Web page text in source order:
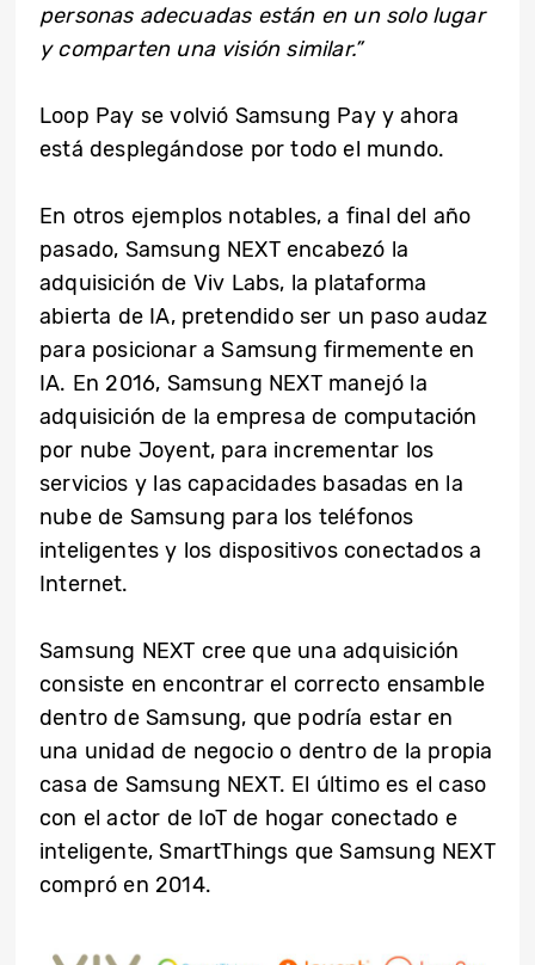
personas adecuadas están en un solo lugar
y comparten una visión similar.”
Loop Pay se volvió Samsung Pay y ahora
está desplegándose por todo el mundo.
En otros ejemplos notables, a final del año
pasado, Samsung NEXT encabezó la
adquisición de Viv Labs, la plataforma
abierta de IA, pretendido ser un paso audaz
para posicionar a Samsung firmemente en
IA. En 2016, Samsung NEXT manejó la
adquisición de la empresa de computación
por nube Joyent, para incrementar los
servicios y las capacidades basadas en la
nube de Samsung para los teléfonos
inteligentes y los dispositivos conectados a
Internet.
Samsung NEXT cree que una adquisición
consiste en encontrar el correcto ensamble
dentro de Samsung, que podría estar en
una unidad de negocio o dentro de la propia
casa de Samsung NEXT. El último es el caso
con el actor de IoT de hogar conectado e
inteligente, SmartThings que Samsung NEXT
compró en 2014.